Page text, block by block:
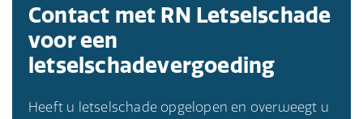
uur na inname pijnverlichting te bieden, maar
het kan tot drie dagen duren voordat de
volledige ontstekingsremmende effecten
kunnen variëren afhankelijk van verschillende
Contact met RN Letselschade
voor een
letselschadevergoeding
Heeft u letselschade opgelopen en overweegt u